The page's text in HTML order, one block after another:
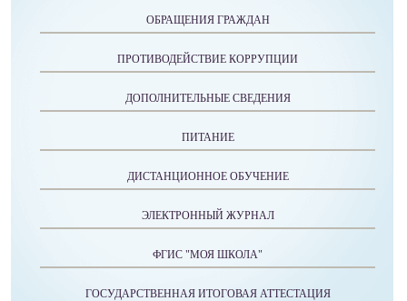
ОБРАЩЕНИЯ ГРАЖДАН
ПРОТИВОДЕЙСТВИЕ КОРРУПЦИИ
ДОПОЛНИТЕЛЬНЫЕ СВЕДЕНИЯ
ПИТАНИЕ
ДИСТАНЦИОННОЕ ОБУЧЕНИЕ
ЭЛЕКТРОННЫЙ ЖУРНАЛ
ФГИС "МОЯ ШКОЛА"
ГОСУДАРСТВЕННАЯ ИТОГОВАЯ АТТЕСТАЦИЯ